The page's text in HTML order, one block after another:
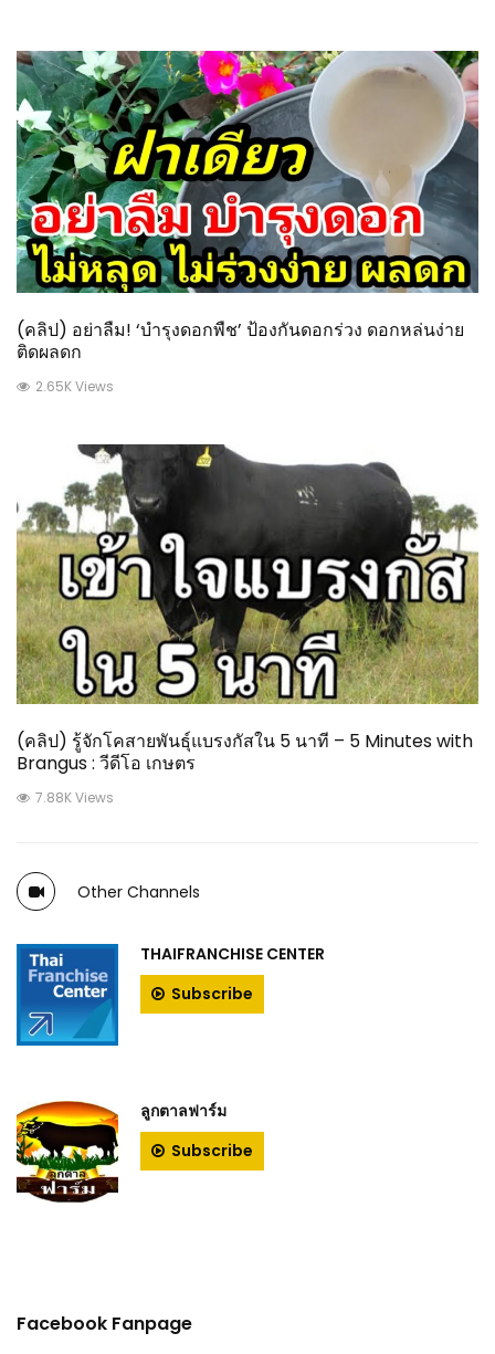
(คลิป) อย่าลืม! ‘บำรุงดอกพืช’ ป้องกันดอกร่วง ดอกหล่นง่าย
ติดผลดก
2.65K Views
(คลิป) รู้จักโคสายพันธุ์แบรงกัสใน 5 นาที – 5 Minutes with
Brangus : วีดีโอ เกษตร
7.88K Views
Other Channels
THAIFRANCHISE CENTER
Subscribe
ลูกตาลฟาร์ม
Subscribe
Facebook Fanpage